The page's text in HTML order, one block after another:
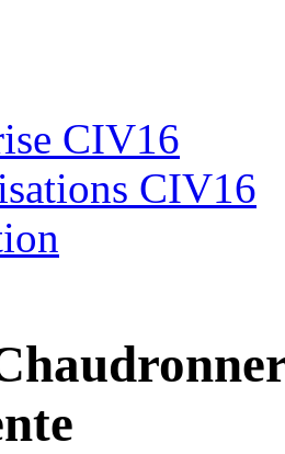
CIV16
CIV16